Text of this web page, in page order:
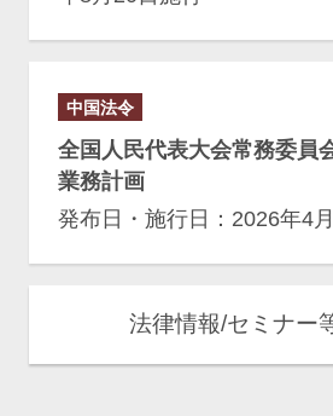
中国法令
全国人民代表大会常務委員
業務計画
発布日・施行日：2026年4
法律情報/セミナー